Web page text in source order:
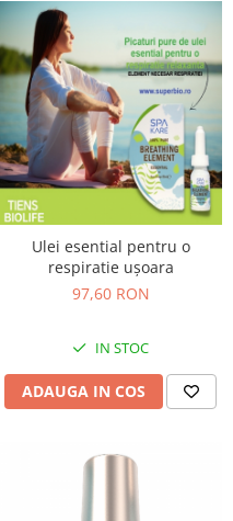
Ulei esential pentru o
respiratie ușoara
97,60 RON
IN STOC
ADAUGA IN COS